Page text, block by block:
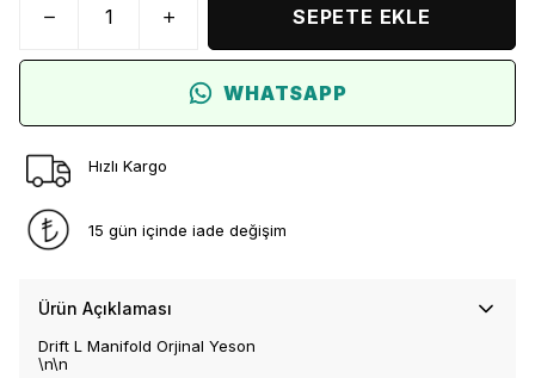
SEPETE EKLE
WHATSAPP
Hızlı Kargo
15 gün içinde iade değişim
Ürün Açıklaması
Drift L Manifold Orjinal Yeson
\n\n